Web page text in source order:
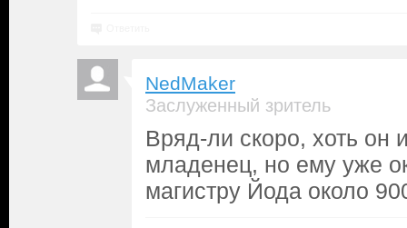
NedMaker
Заслуженный зритель
Вряд-ли скоро, хоть он
младенец, но ему уже
магистру Йода около